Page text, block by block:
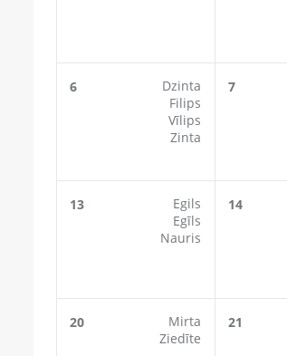
6
Dzinta
Filips
Vīlips
Zinta
7
13
Egils
Egīls
Nauris
14
20
Mirta
Ziedīte
21